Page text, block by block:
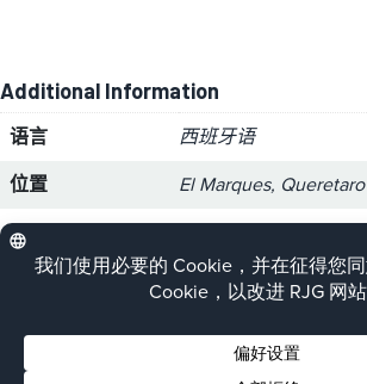
Additional Information
语言
西班牙语
位置
El Marques, Queretaro
Dates
December 9, 2019 –
Please click on the purple button
register for this course.